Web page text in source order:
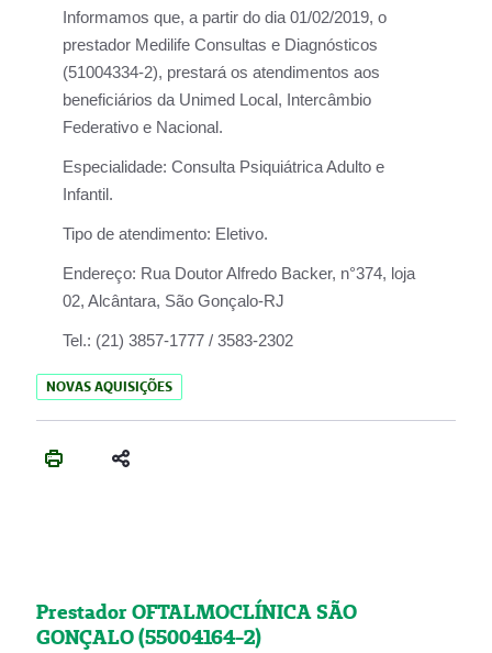
Informamos que, a partir do dia 01/02/2019, o
prestador Medilife Consultas e Diagnósticos
(51004334-2), prestará os atendimentos aos
beneficiários da Unimed Local, Intercâmbio
Federativo e Nacional.
Especialidade: Consulta Psiquiátrica Adulto e
Infantil.
Tipo de atendimento: Eletivo.
Endereço: Rua Doutor Alfredo Backer, n°374, loja
02, Alcântara, São Gonçalo-RJ
Tel.: (21) 3857-1777 / 3583-2302
NOVAS AQUISIÇÕES
Prestador OFTALMOCLÍNICA SÃO
GONÇALO (55004164-2)